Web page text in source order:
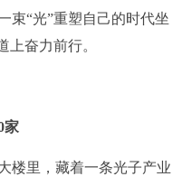
束“光”重塑自己的时代坐
上奋力前行。
家
里，藏着一条光子产业